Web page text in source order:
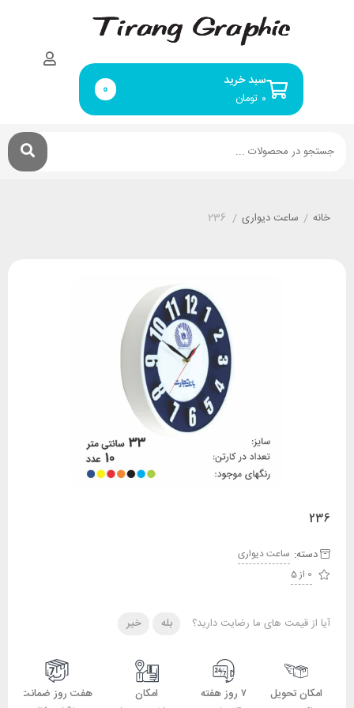
سبد خرید
تومان ۰ 0
خانه / ساعت دیواری /
236
236
دسته: ساعت دیواری
0 از 5
آیا از قیمت های ما رضایت دارید؟ بله خیر
امکان تحویل ۷ روز هفته امکان هفت روز ضمانت